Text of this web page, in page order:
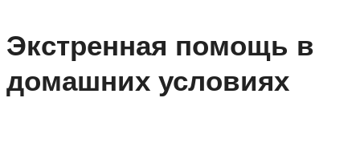
Экстренная помощь в
домашних условиях